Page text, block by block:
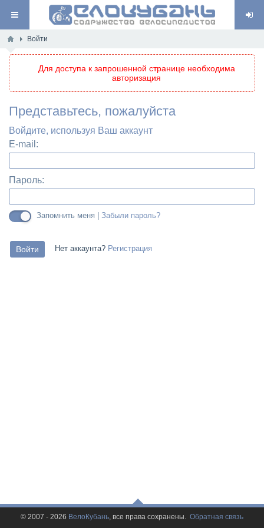
Войти
Для доступа к запрошенной странице необходима
авторизация
Представьтесь, пожалуйста
Войдите, используя Ваш аккаунт
E-mail:
Пароль:
Запомнить меня | Забыли пароль?
Нет аккаунта? Регистрация
© 2007 - 2026 ВелоКубань, все права сохранены. Обратная связь